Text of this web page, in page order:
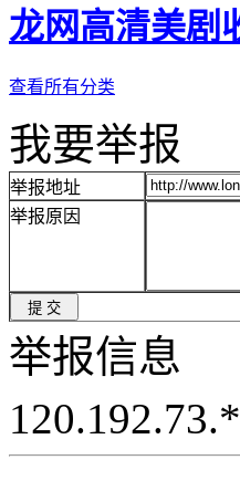
龙网高清美剧
查看所有分类
我要举报
举报地址
举报原因
举报信息